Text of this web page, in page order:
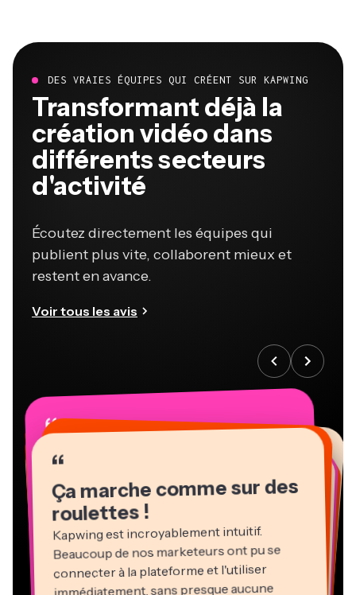
DES VRAIES ÉQUIPES QUI CRÉENT SUR KAPWING
Transformant déjà la
création vidéo dans
différents secteurs
d'activité
Écoutez directement les équipes qui
publient plus vite, collaborent mieux et
restent en avance.
Voir tous les avis
“
Ça marche comme sur des
roulettes !
Kapwing est incroyablement intuitif.
Beaucoup de nos marketeurs ont pu se
connecter à la plateforme et l'utiliser
immédiatement, sans presque aucune
“
“
“
“
“ “
“